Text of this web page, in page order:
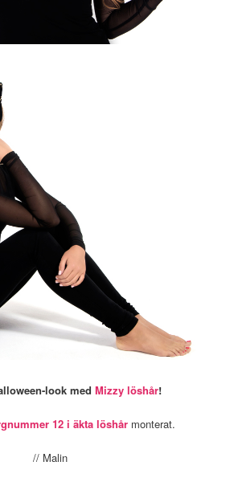
look med Mizzy löshår!
12 i äkta löshårmonterat.
// Malin